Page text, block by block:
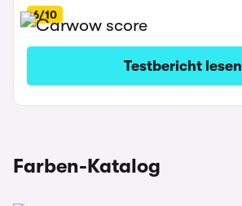
6/10
Testbericht lesen
Farben-Katalog